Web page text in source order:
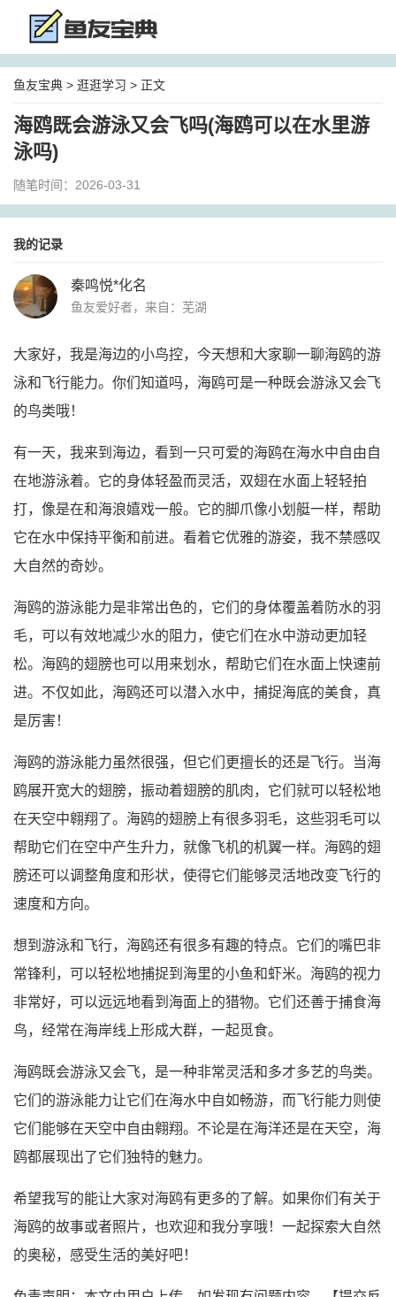
鱼友宝典 > 逛逛学习 > 正文
海鸥既会游泳又会飞吗(海鸥可以在水里游
泳吗)
随笔时间：2026-03-31
我的记录
秦鸣悦*化名
鱼友爱好者，来自：芜湖
大家好，我是海边的小鸟控，今天想和大家聊一聊海鸥的游
泳和飞行能力。你们知道吗，海鸥可是一种既会游泳又会飞
的鸟类哦！
有一天，我来到海边，看到一只可爱的海鸥在海水中自由自
在地游泳着。它的身体轻盈而灵活，双翅在水面上轻轻拍
打，像是在和海浪嬉戏一般。它的脚爪像小划艇一样，帮助
它在水中保持平衡和前进。看着它优雅的游姿，我不禁感叹
大自然的奇妙。
海鸥的游泳能力是非常出色的，它们的身体覆盖着防水的羽
毛，可以有效地减少水的阻力，使它们在水中游动更加轻
松。海鸥的翅膀也可以用来划水，帮助它们在水面上快速前
进。不仅如此，海鸥还可以潜入水中，捕捉海底的美食，真
是厉害！
海鸥的游泳能力虽然很强，但它们更擅长的还是飞行。当海
鸥展开宽大的翅膀，振动着翅膀的肌肉，它们就可以轻松地
在天空中翱翔了。海鸥的翅膀上有很多羽毛，这些羽毛可以
帮助它们在空中产生升力，就像飞机的机翼一样。海鸥的翅
膀还可以调整角度和形状，使得它们能够灵活地改变飞行的
速度和方向。
想到游泳和飞行，海鸥还有很多有趣的特点。它们的嘴巴非
常锋利，可以轻松地捕捉到海里的小鱼和虾米。海鸥的视力
非常好，可以远远地看到海面上的猎物。它们还善于捕食海
鸟，经常在海岸线上形成大群，一起觅食。
海鸥既会游泳又会飞，是一种非常灵活和多才多艺的鸟类。
它们的游泳能力让它们在海水中自如畅游，而飞行能力则使
它们能够在天空中自由翱翔。不论是在海洋还是在天空，海
鸥都展现出了它们独特的魅力。
希望我写的能让大家对海鸥有更多的了解。如果你们有关于
海鸥的故事或者照片，也欢迎和我分享哦！一起探索大自然
的奥秘，感受生活的美好吧！